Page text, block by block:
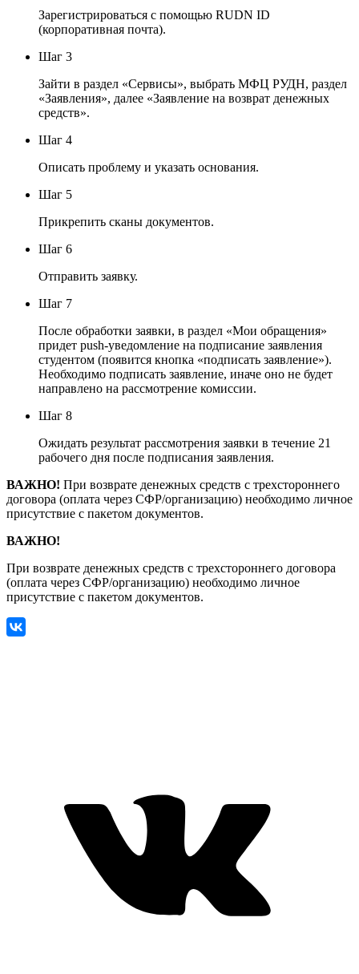
Зарегистрироваться с помощью RUDN ID
(корпоративная почта).
Шаг 3
Зайти в раздел «Сервисы», выбрать МФЦ РУДН, раздел
«Заявления», далее «Заявление на возврат денежных
средств».
Шаг 4
Описать проблему и указать основания.
Шаг 5
Прикрепить сканы документов.
Шаг 6
Отправить заявку.
Шаг 7
После обработки заявки, в раздел «Мои обращения»
придет push-уведомление на подписание заявления
студентом (появится кнопка «подписать заявление»).
Необходимо подписать заявление, иначе оно не будет
направлено на рассмотрение комиссии.
Шаг 8
Ожидать результат рассмотрения заявки в течение 21
рабочего дня после подписания заявления.
ВАЖНО! При возврате денежных средств с трехстороннего
договора (оплата через СФР/организацию) необходимо личное
присутствие с пакетом документов.
ВАЖНО!
При возврате денежных средств с трехстороннего договора
(оплата через СФР/организацию) необходимо личное
присутствие с пакетом документов.